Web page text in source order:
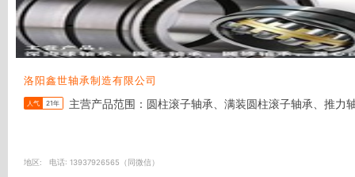
洛阳鑫世轴承制造有限公司
人气 21年 主营产品范围：圆柱滚子轴承、满装圆柱滚子轴承、推
地区: 电话: 13937926565（同微信）